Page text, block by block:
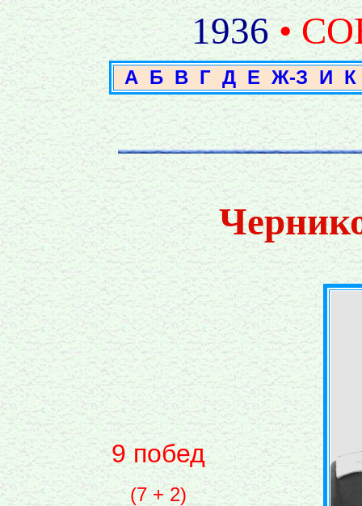
1936 •
А Б В Г Д Е Ж-З И К
9 побед
(7 + 2)